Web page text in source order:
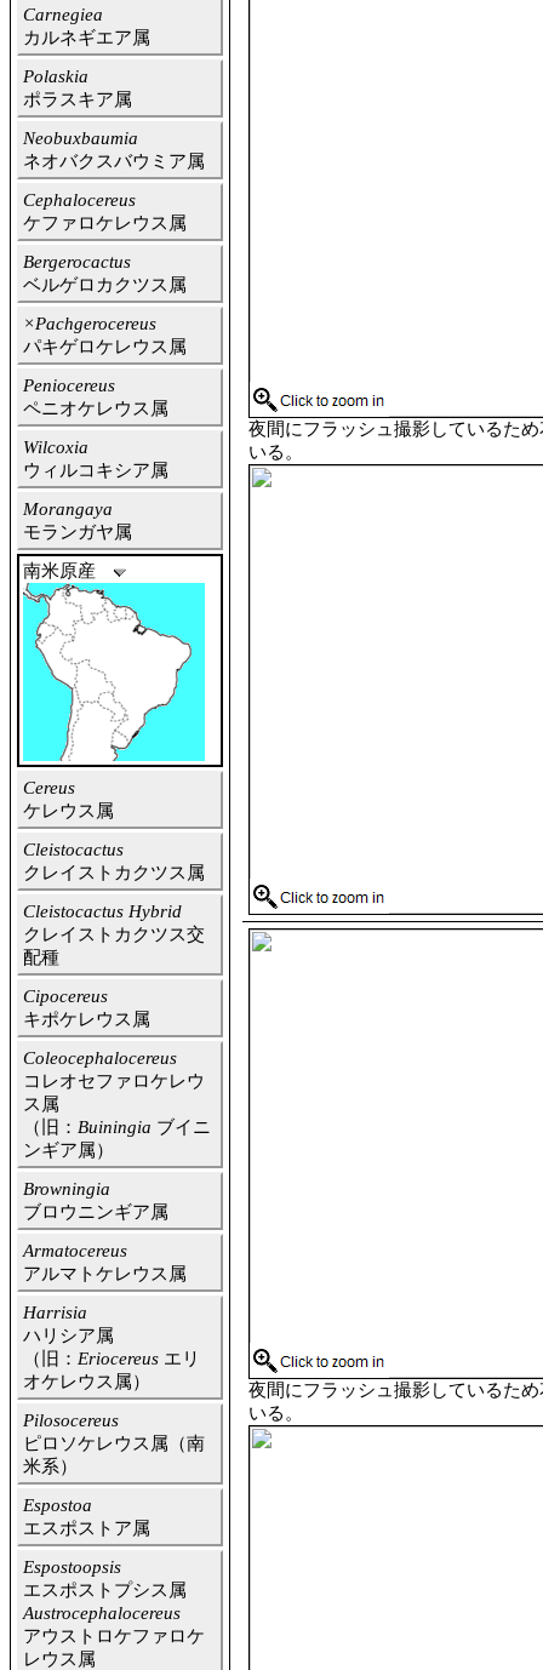
Carnegiea
カルネギエア属
Polaskia
ポラスキア属
Neobuxbaumia
ネオバクスバウミア属
Cephalocereus
ケファロケレウス属
Bergerocactus
ベルゲロカクツス属
×Pachgerocereus
パキゲロケレウス属
Peniocereus
ペニオケレウス属
Wilcoxia
ウィルコキシア属
Morangaya
モランガヤ属
南米原産
Cereus
ケレウス属
Cleistocactus
クレイストカクツス属
Cleistocactus Hybrid
クレイストカクツス交
配種
Cipocereus
キポケレウス属
Coleocephalocereus
コレオセファロケレウ
ス属
（旧： Buiningia ブイニ
ンギア属）
Browningia
ブロウニンギア属
Armatocereus
アルマトケレウス属
Harrisia
ハリシア属
（旧： Eriocereus エリ
オケレウス属）
Pilosocereus
ピロソケレウス属（南
米系）
Espostoa
エスポストア属
Espostoopsis
エスポストプシス属
Austrocephalocereus
アウストロケファロケ
レウス属
夜間にフラッシュ撮影しているた
いる。
夜間にフラッシュ撮影しているた
いる。